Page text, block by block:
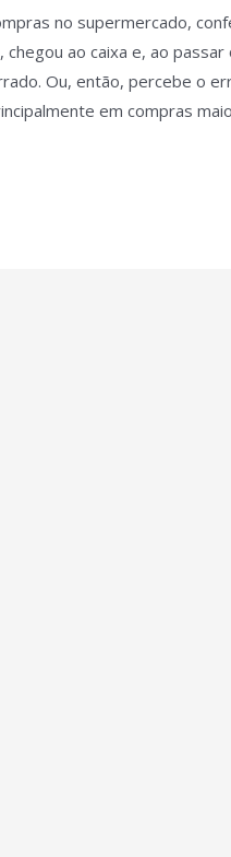
no supermercado,
chegou ao caixa e, ao
Ou, então, percebe o
em compras